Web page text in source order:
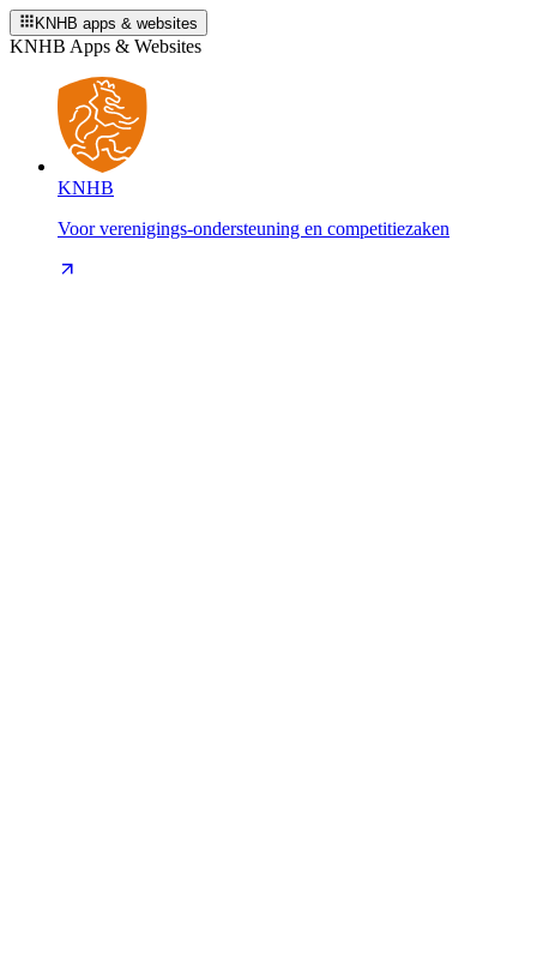
KNHB apps & websites
KNHB Apps & Websites
KNHB
Voor verenigings-ondersteuning en competitiezaken